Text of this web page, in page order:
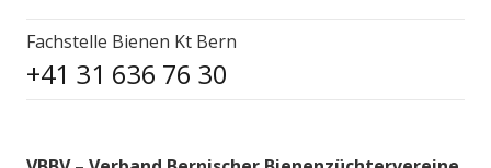
Fachstelle Bienen Kt Bern
+41 31 636 76 30